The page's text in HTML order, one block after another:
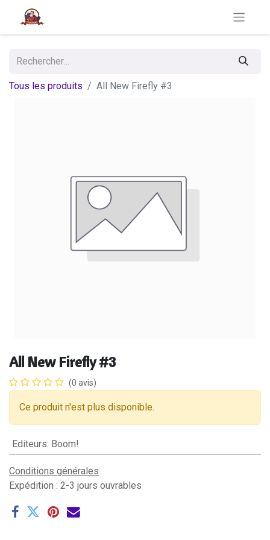
Tous les produits All New Firefly #3
All New Firefly #3
(0 avis)
Ce produit n'est plus disponible.
Editeurs: Boom!
Conditions générales
Expédition : 2-3 jours ouvrables